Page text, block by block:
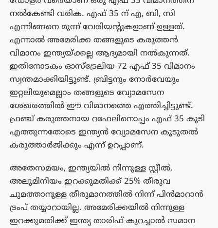
നൽകേണ്ടി വരിക. എഫ് 35 ന് എ, ബി, സി
എന്നിങ്ങനെ മൂന്ന് വേരിയന്‍റുകളാണ് ഉള്ളത്.
എന്നാൽ അമേരിക്ക തങ്ങളുടെ കരുത്തൻ
വിമാനം ഇന്ത്യയ്ക്കല്ല ആദ്യമായി നൽകുന്നത്.
ഇതിനോടകം ഓസ്ട്രേലിയ 72 എഫ് 35 വിമാനം
സ്വന്തമാക്കിയിട്ടുണ്ട്. ബ്രിട്ടനും നോർവേയും
ഇറ്റലിയുമെല്ലാം തങ്ങളുടെ വ്യോമസേന
ശേഖരത്തിൽ ഈ വിമാനത്തെ എത്തിച്ചിട്ടുണ്ട്.
ഫ്രഞ്ച് കരുത്തനായ റഫേലിനൊപ്പം എഫ് 35 കൂടി
എത്തുന്നതോടെ ഇന്ത്യൻ വ്യോമസേന കൂടുതൽ
കരുത്താർജിക്കും എന്ന് ഉറപ്പാണ്.
അതേസമയം, ഇന്ത്യയിൽ നിന്നുള്ള സ്റ്റീൽ,
അലുമിനിയം ഇറക്കുമതിക്ക് 25% തീരുവ
ചുമത്താനുള്ള തീരുമാനത്തിൽ നിന്ന് പിൻമാറാൻ
ട്രംപ് തയ്യാറായില്ല. അമേരിക്കയിൽ നിന്നുള്ള
ഇറക്കുമതിക്ക് ഇന്ത്യ താരിഫ് കുറച്ചാൽ സമാന